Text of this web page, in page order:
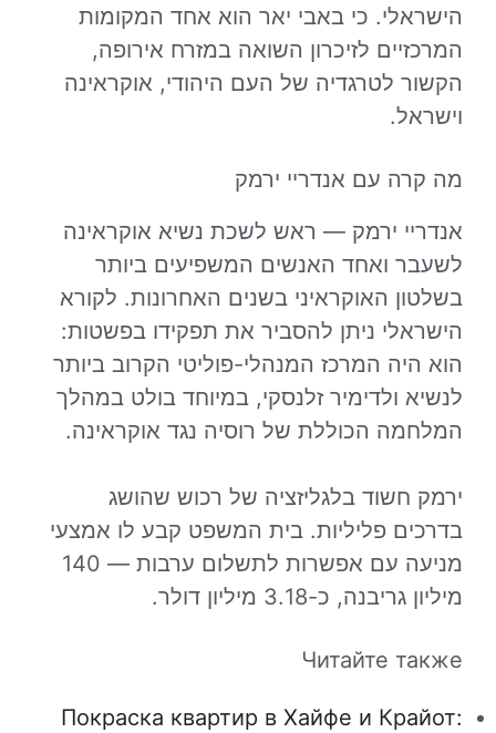
הישראלי. כי באבי יאר הוא אחד המקומות
המרכזיים לזיכרון השואה במזרח אירופה,
הקשור לטרגדיה של העם היהודי, אוקראינה
וישראל.
מה קרה עם אנדריי ירמק
אנדריי ירמק — ראש לשכת נשיא אוקראינה
לשעבר ואחד האנשים המשפיעים ביותר
בשלטון האוקראיני בשנים האחרונות. לקורא
הישראלי ניתן להסביר את תפקידו בפשטות:
הוא היה המרכז המנהלי-פוליטי הקרוב ביותר
לנשיא ולדימיר זלנסקי, במיוחד בולט במהלך
המלחמה הכוללת של רוסיה נגד אוקראינה.
ירמק חשוד בלגליזציה של רכוש שהושג
בדרכים פליליות. בית המשפט קבע לו אמצעי
מניעה עם אפשרות לתשלום ערבות — 140
מיליון גריבנה, כ-3.18 מיליון דולר.
Читайте также
Покраска квартир в Хайфе и Крайот: